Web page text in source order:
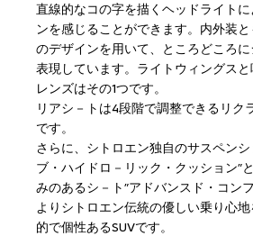
直線的なコの字を描くヘッドライト
ンを感じることができます。内外装
のデザインを用いて、ところどころ
表現しています。ライトウィングス
レンズはその1つです。
リアシ－トは4段階で調整できるリク
です。
さらに、シトロエン独自のサスペン
ブ・ハイドロ－リック・クッション”
みのあるシ－ト”アドバンスド・コン
よりシトロエン伝統の優しい乗り心
的で個性あるSUVです。